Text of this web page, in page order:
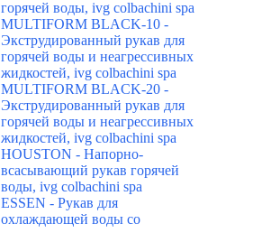
горячей воды, ivg colbachini spa
MULTIFORM BLACK-10 -
Экструдированный рукав для
горячей воды и неагрессивных
жидкостей, ivg colbachini spa
MULTIFORM BLACK-20 -
Экструдированный рукав для
горячей воды и неагрессивных
жидкостей, ivg colbachini spa
HOUSTON - Напорно-
всасывающий рукав горячей
воды, ivg colbachini spa
ESSEN - Рукав для
охлаждающей воды со